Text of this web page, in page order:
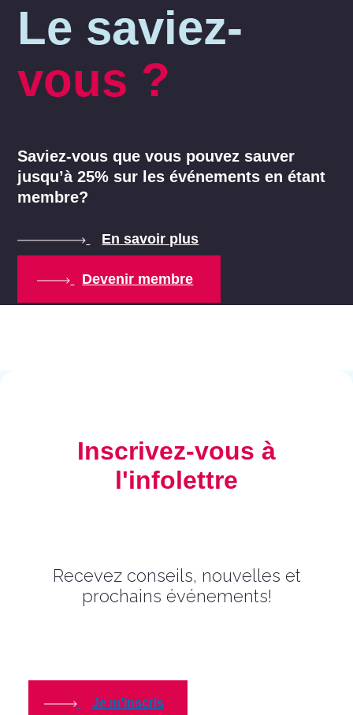
Le saviez-
vous ?
Saviez-vous que vous pouvez sauver
jusqu’à 25% sur les événements en étant
membre?
En savoir plus
Devenir membre
Inscrivez-vous à
l'infolettre
Recevez conseils, nouvelles et
prochains événements!
Je m'inscris